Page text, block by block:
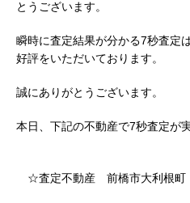
とうございます。
瞬時に査定結果が分かる7秒査定
好評をいただいております。
誠にありがとうございます。
本日、下記の不動産で7秒査定が
☆査定不動産 前橋市大利根町